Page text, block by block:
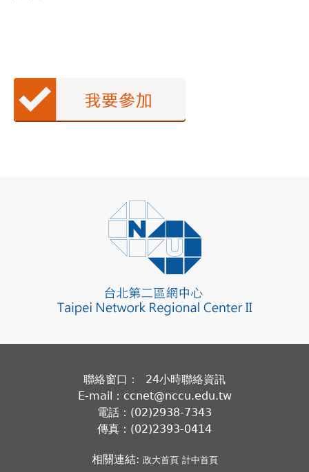
聯絡窗口： 24小時聯絡資訊
E-mail：ccnet@nccu.edu.tw
電話：(02)2938-7343
傳真：(02)2393-0414
相關連結: 政大首頁 計中首頁